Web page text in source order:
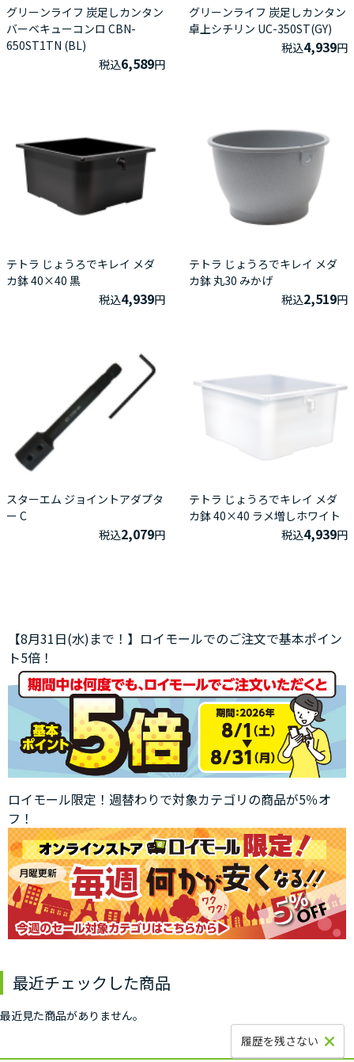
グリーンライフ 炭足しカンタン
バーベキューコンロ CBN-
650ST1TN (BL)
税込6,589円
グリーンライフ 炭足しカンタン
卓上シチリン UC-350ST(GY)
税込4,939円
テトラ じょうろでキレイ メダ
カ鉢 40×40 黒
税込4,939円
テトラ じょうろでキレイ メダ
カ鉢 丸30 みかげ
税込2,519円
スターエム ジョイントアダプタ
ー C
税込2,079円
テトラ じょうろでキレイ メダ
カ鉢 40×40 ラメ増しホワイト
税込4,939円
【8月31日(水)まで！】ロイモールでのご注文で基本ポイン
ト5倍！
ロイモール限定！週替わりで対象カテゴリの商品が5％オ
フ！
最近チェックした商品
最近見た商品がありません。
履歴を残さない